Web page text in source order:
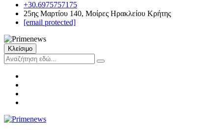
+30.6975757175
25ης Μαρτίου 140, Μοίρες Ηρακλείου Κρήτης
[email protected]
Κλείσιμο